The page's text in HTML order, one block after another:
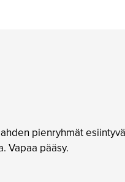
pienryhmät
Vapaa pääsy.